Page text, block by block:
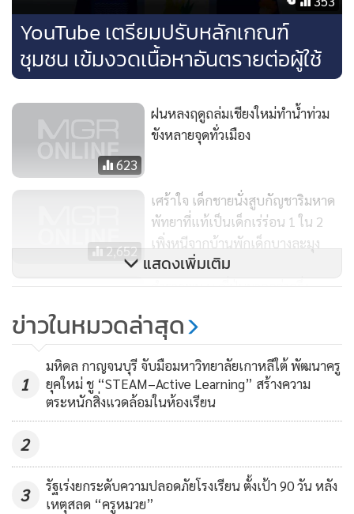
พัทยาไม่สามารถทำได้เนื่องจากรัฐบาลได้ออกมาตรการช่วยเหลือ
หรือเยียวยาผู้รับจ้างในช่วงการระบาดของโควิด-19 ที่ทำให้
ขาดแคลนแรงงานจนทำให้หลายโครงการถูกปล่อยทิ้งโดยไม่มี
“เรื่องนี้ถือว่าเป็นปัญหาเป็นอย่างมาก ผู้รับจ้างแม้จะหมดสัญญา
ไปแล้วแต่รัฐยังเยียวยาต่อ ซึ่งหลายจุดเปิดหน้างานทิ้งไว้เป็นปีจึง
ทำให้ชาวบ้านเดือดร้อน เรื่องนี้เมืองพัทยาได้พยายามเร่งเจรจา
โดยตลอด และมีข่าวดีว่าอีกไม่นานกรมบัญชีกลางจะให้แก้ไข
สัญญาในส่วนของผู้ที่รับจ้างใหม่เพื่อให้สามารถเร่งรัดงานให้เร็ว
ขึ้น” รองนายกเมืองพัทยา กล่าว
YouTube เตรียมปรับหลักเกณฑ์
ชุมชน เข้มงวดเนื้อหาอันตรายต่อผู้ใช้
623
ฝนหลงฤดูถล่มเชียงใหม่ทำน้ำท่วม
ขังหลายจุดทั่วเมือง
2,652
เศร้าใจ เด็กชายนั่งสูบกัญชาริมหาด
พัทยาที่แท้เป็นเด็กเร่ร่อน 1 ใน 2
เพิ่งหนีจากบ้านพักเด็กบางละมุง
1,920
สำรวจพบ บ.ญี่ปุ่นมากกว่าครึ่ง
แสดงเพิ่มเติม
ข่าวในหมวดล่าสุด
1
มหิดล กาญจนบุรี จับมือมหาวิทยาลัยเกาหลีใต้ พัฒนาครู
ยุคใหม่ ชู “STEAM–Active Learning” สร้างความ
ตระหนักสิ่งแวดล้อมในห้องเรียน
2
3
รัฐเร่งยกระดับความปลอดภัยโรงเรียน ตั้งเป้า 90 วัน หลัง
เหตุสลด “ครูหมวย”